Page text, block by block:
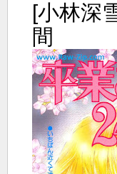
[小林深
間